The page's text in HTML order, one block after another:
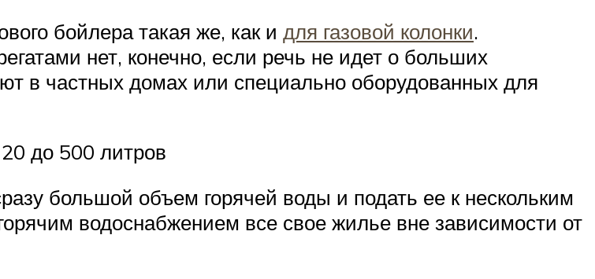
бойлера такая же, как и для газовой колонки.
нет, конечно, если речь не идет о больших
в частных домах или специально оборудованных для
до 500 литров
большой объем горячей воды и подать ее к нескольким
водоснабжением все свое жилье вне зависимости от